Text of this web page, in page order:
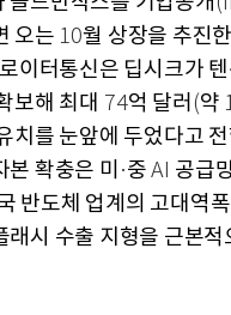
오는 10월 상장을 추진
이터통신은 딥시크가
보해 최대 74억 달러 (약
치를 눈앞에 두었다고
확충은 미 ·중 AI 공급
반도체 업계의 고대역
래시 수출 지형을 근본적